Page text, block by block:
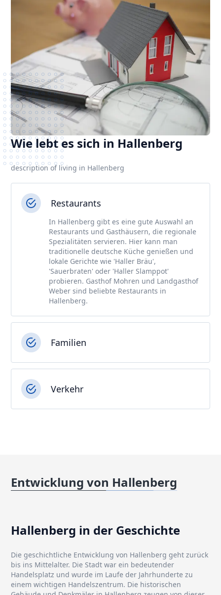
Wie lebt es sich in Hallenberg
description of living in Hallenberg
Restaurants
In Hallenberg gibt es eine gute Auswahl an
Restaurants und Gasthäusern, die regionale
Spezialitäten servieren. Hier kann man
traditionelle deutsche Küche genießen und
lokale Gerichte wie 'Haller Bräu',
'Sauerbraten' oder 'Haller Slamppot'
probieren. Gasthof Mohren und Landgasthof
Weber sind beliebte Restaurants in
Hallenberg.
Familien
Verkehr
Entwicklung von Hallenberg
Hallenberg in der Geschichte
Die geschichtliche Entwicklung von Hallenberg geht zurück
bis ins Mittelalter. Die Stadt war ein bedeutender
Handelsplatz und wurde im Laufe der Jahrhunderte zu
einem wichtigen Handelszentrum. Die historischen